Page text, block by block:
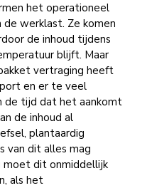
het operationeel
werklast. Ze komen
de inhoud tijdens
blijft. Maar
vertraging heeft
en er te veel
de tijd dat het aankomt
de inhoud al
plantaardig
van dit alles mag
moet dit onmiddellijk
als het